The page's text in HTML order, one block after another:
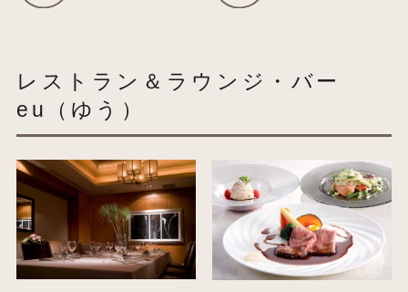
レストラン＆ラウンジ・バー
eu（ゆう）